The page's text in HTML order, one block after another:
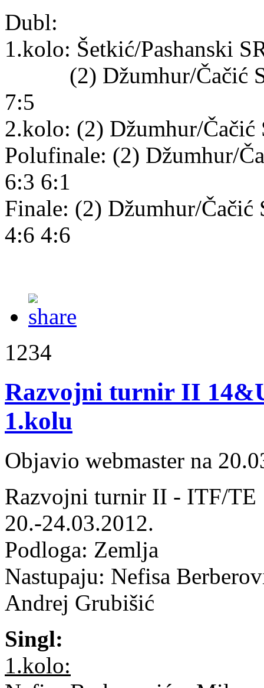
Dubl:
1.kolo: Šetkić/Pashanski
(2) Džumhur/Čačić
7:5
2.kolo: (2) Džumhur/
Polufinale: (2) Džumhur/
6:3 6:1
Finale: (2) Džumhur/Čačić
4:6 4:6
1234
Razvojni turnir II
1.kolu
Objavio webmaster na
Razvojni turnir II - ITF/TE
20.-24.03.2012.
Podloga: Zemlja
Nastupaju: Nefisa
Andrej Grubišić
Singl:
1.kolo: